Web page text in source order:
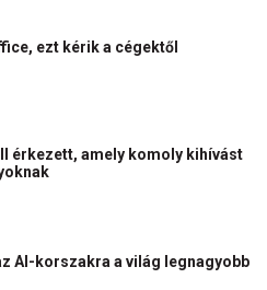
ezt kérik a cégektől
érkezett, amely komoly kihívást
AI-korszakra a világ legnagyobb